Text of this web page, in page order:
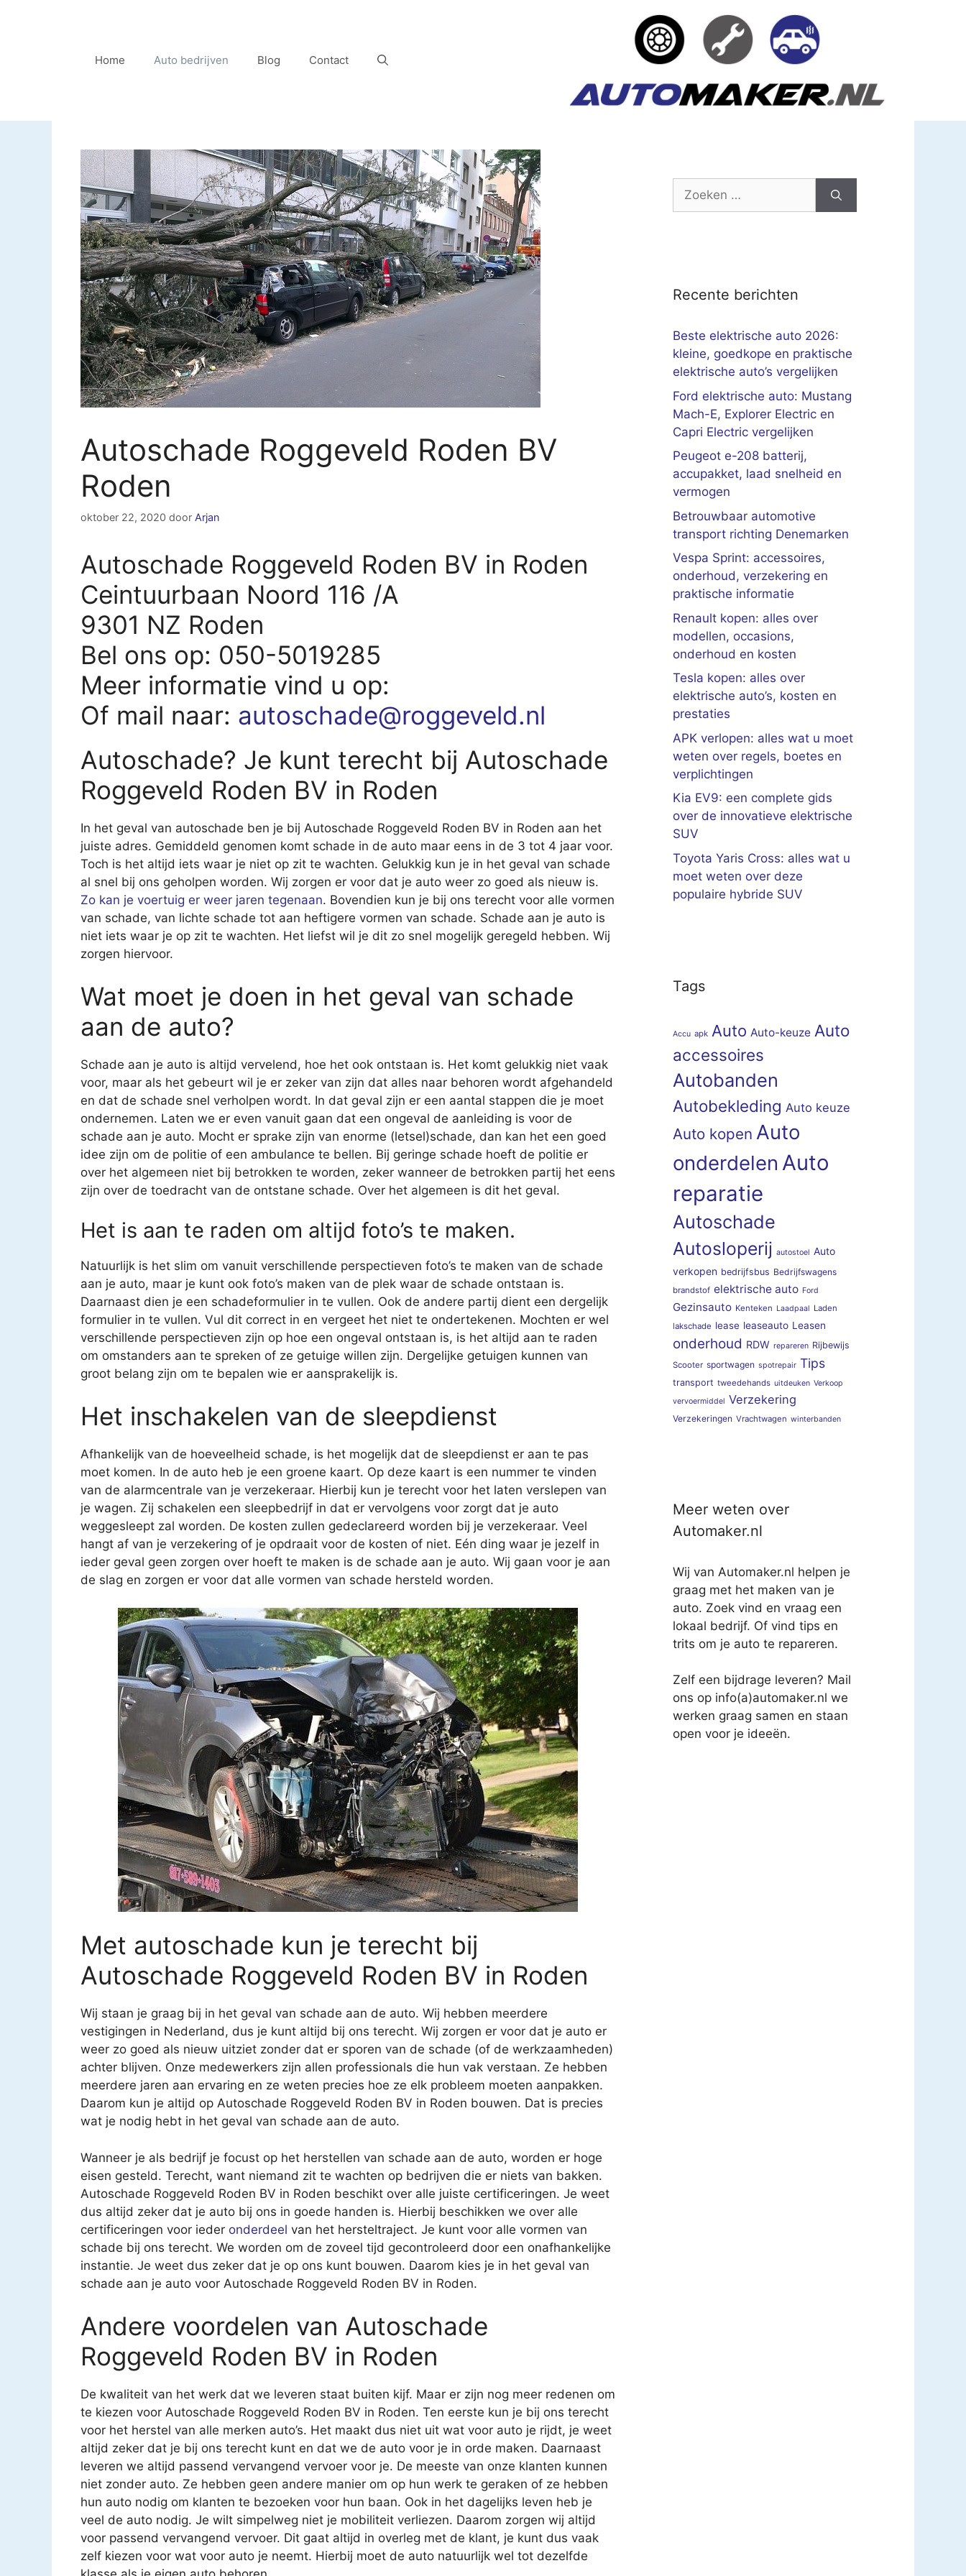
Home Auto bedrijven Blog Contact
Autoschade Roggeveld Roden BV
Roden
oktober 22, 2020 door Arjan
Autoschade Roggeveld Roden BV in Roden
Ceintuurbaan Noord 116 /A
9301 NZ Roden
Bel ons op: 050-5019285
Meer informatie vind u op:
Of mail naar: autoschade@roggeveld.nl
Autoschade? Je kunt terecht bij Autoschade
Roggeveld Roden BV in Roden
In het geval van autoschade ben je bij Autoschade Roggeveld Roden BV in Roden aan het
juiste adres. Gemiddeld genomen komt schade in de auto maar eens in de 3 tot 4 jaar voor.
Toch is het altijd iets waar je niet op zit te wachten. Gelukkig kun je in het geval van schade
al snel bij ons geholpen worden. Wij zorgen er voor dat je auto weer zo goed als nieuw is.
Zo kan je voertuig er weer jaren tegenaan. Bovendien kun je bij ons terecht voor alle vormen
van schade, van lichte schade tot aan heftigere vormen van schade. Schade aan je auto is
niet iets waar je op zit te wachten. Het liefst wil je dit zo snel mogelijk geregeld hebben. Wij
zorgen hiervoor.
Wat moet je doen in het geval van schade
aan de auto?
Schade aan je auto is altijd vervelend, hoe het ook ontstaan is. Het komt gelukkig niet vaak
voor, maar als het gebeurt wil je er zeker van zijn dat alles naar behoren wordt afgehandeld
en dat de schade snel verholpen wordt. In dat geval zijn er een aantal stappen die je moet
ondernemen. Laten we er even vanuit gaan dat een ongeval de aanleiding is voor de
schade aan je auto. Mocht er sprake zijn van enorme (letsel)schade, dan kan het een goed
idee zijn om de politie of een ambulance te bellen. Bij geringe schade hoeft de politie er
over het algemeen niet bij betrokken te worden, zeker wanneer de betrokken partij het eens
zijn over de toedracht van de ontstane schade. Over het algemeen is dit het geval.
Het is aan te raden om altijd foto’s te maken.
Natuurlijk is het slim om vanuit verschillende perspectieven foto’s te maken van de schade
aan je auto, maar je kunt ook foto’s maken van de plek waar de schade ontstaan is.
Daarnaast dien je een schadeformulier in te vullen. Ook de andere partij dient een dergelijk
formulier in te vullen. Vul dit correct in en vergeet het niet te ondertekenen. Mochten er wel
verschillende perspectieven zijn op hoe een ongeval ontstaan is, is het altijd aan te raden
om omstanders aan te spreken of ze getuige willen zijn. Dergelijke getuigen kunnen van
groot belang zijn om te bepalen wie er aansprakelijk is.
Het inschakelen van de sleepdienst
Afhankelijk van de hoeveelheid schade, is het mogelijk dat de sleepdienst er aan te pas
moet komen. In de auto heb je een groene kaart. Op deze kaart is een nummer te vinden
van de alarmcentrale van je verzekeraar. Hierbij kun je terecht voor het laten verslepen van
je wagen. Zij schakelen een sleepbedrijf in dat er vervolgens voor zorgt dat je auto
weggesleept zal worden. De kosten zullen gedeclareerd worden bij je verzekeraar. Veel
hangt af van je verzekering of je opdraait voor de kosten of niet. Eén ding waar je jezelf in
ieder geval geen zorgen over hoeft te maken is de schade aan je auto. Wij gaan voor je aan
de slag en zorgen er voor dat alle vormen van schade hersteld worden.
Met autoschade kun je terecht bij
Autoschade Roggeveld Roden BV in Roden
Wij staan je graag bij in het geval van schade aan de auto. Wij hebben meerdere
vestigingen in Nederland, dus je kunt altijd bij ons terecht. Wij zorgen er voor dat je auto er
weer zo goed als nieuw uitziet zonder dat er sporen van de schade (of de werkzaamheden)
achter blijven. Onze medewerkers zijn allen professionals die hun vak verstaan. Ze hebben
meerdere jaren aan ervaring en ze weten precies hoe ze elk probleem moeten aanpakken.
Daarom kun je altijd op Autoschade Roggeveld Roden BV in Roden bouwen. Dat is precies
wat je nodig hebt in het geval van schade aan de auto.
Wanneer je als bedrijf je focust op het herstellen van schade aan de auto, worden er hoge
eisen gesteld. Terecht, want niemand zit te wachten op bedrijven die er niets van bakken.
Autoschade Roggeveld Roden BV in Roden beschikt over alle juiste certificeringen. Je weet
dus altijd zeker dat je auto bij ons in goede handen is. Hierbij beschikken we over alle
certificeringen voor ieder onderdeel van het hersteltraject. Je kunt voor alle vormen van
schade bij ons terecht. We worden om de zoveel tijd gecontroleerd door een onafhankelijke
instantie. Je weet dus zeker dat je op ons kunt bouwen. Daarom kies je in het geval van
schade aan je auto voor Autoschade Roggeveld Roden BV in Roden.
Andere voordelen van Autoschade
Roggeveld Roden BV in Roden
De kwaliteit van het werk dat we leveren staat buiten kijf. Maar er zijn nog meer redenen om
te kiezen voor Autoschade Roggeveld Roden BV in Roden. Ten eerste kun je bij ons terecht
voor het herstel van alle merken auto’s. Het maakt dus niet uit wat voor auto je rijdt, je weet
altijd zeker dat je bij ons terecht kunt en dat we de auto voor je in orde maken. Daarnaast
leveren we altijd passend vervangend vervoer voor je. De meeste van onze klanten kunnen
niet zonder auto. Ze hebben geen andere manier om op hun werk te geraken of ze hebben
hun auto nodig om klanten te bezoeken voor hun baan. Ook in het dagelijks leven heb je
veel de auto nodig. Je wilt simpelweg niet je mobiliteit verliezen. Daarom zorgen wij altijd
voor passend vervangend vervoer. Dit gaat altijd in overleg met de klant, je kunt dus vaak
zelf kiezen voor wat voor auto je neemt. Hierbij moet de auto natuurlijk wel tot dezelfde
Zoek
Recente berichten
Beste elektrische auto 2026:
kleine, goedkope en praktische
elektrische auto’s vergelijken
Ford elektrische auto: Mustang
Mach-E, Explorer Electric en
Capri Electric vergelijken
Peugeot e-208 batterij,
accupakket, laad snelheid en
vermogen
Betrouwbaar automotive
transport richting Denemarken
Vespa Sprint: accessoires,
onderhoud, verzekering en
praktische informatie
Renault kopen: alles over
modellen, occasions,
onderhoud en kosten
Tesla kopen: alles over
elektrische auto’s, kosten en
prestaties
APK verlopen: alles wat u moet
weten over regels, boetes en
verplichtingen
Kia EV9: een complete gids
over de innovatieve elektrische
SUV
Toyota Yaris Cross: alles wat u
moet weten over deze
populaire hybride SUV
Tags
Accu apk Auto Auto-keuze Auto
accessoires
Autobanden
Autobekleding Auto keuze
Auto kopen Auto
onderdelen Auto
reparatie
Autoschade
Autosloperij autostoel Auto
verkopen bedrijfsbus Bedrijfswagens
brandstof elektrische auto Ford
Gezinsauto Kenteken Laadpaal Laden
lakschade lease leaseauto Leasen
onderhoud RDW repareren Rijbewijs
Scooter sportwagen spotrepair Tips
transport tweedehands uitdeuken Verkoop
vervoermiddel Verzekering
Verzekeringen Vrachtwagen winterbanden
Meer weten over
Automaker.nl
Wij van Automaker.nl helpen je
graag met het maken van je
auto. Zoek vind en vraag een
lokaal bedrijf. Of vind tips en
trits om je auto te repareren.
Zelf een bijdrage leveren? Mail
ons op info(a)automaker.nl we
werken graag samen en staan
open voor je ideeën.